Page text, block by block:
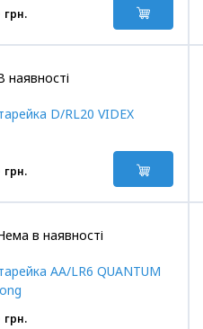
грн.
наявності
D/RL20 VIDEX
грн.
в наявності
AA/LR6 QUANTUM
грн.